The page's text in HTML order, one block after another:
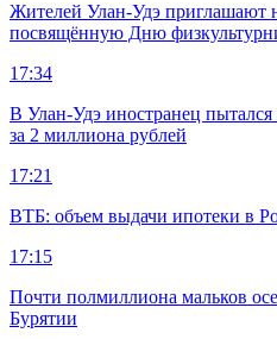
Жителей Улан-Удэ приглашают
посвящённую Дню
17:34
В Улан-Удэ иностранец
за 2 миллиона рублей
17:21
ВТБ: объем выдачи ипотеки в
17:15
Почти полмиллиона мальков
Бурятии